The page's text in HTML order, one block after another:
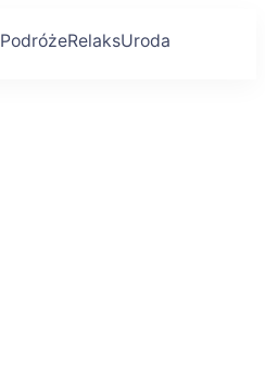
PodróżeRelaksUroda